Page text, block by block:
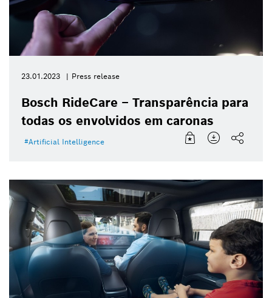
23.01.2023 Press release
Bosch RideCare – Transparência para
todas os envolvidos em caronas
Artificial Intelligence